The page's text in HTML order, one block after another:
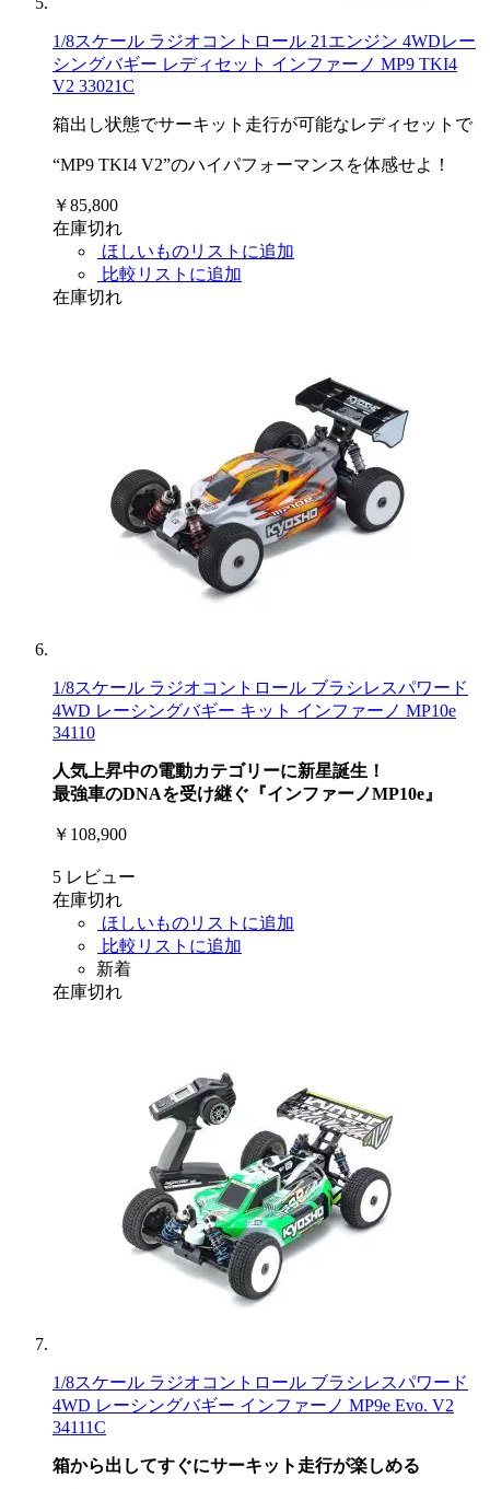
1/8スケール ラジオコントロール 21エンジン 4WDレー
シングバギー レディセット インファーノ MP9 TKI4
V2 33021C
箱出し状態でサーキット走行が可能なレディセットで
“MP9 TKI4 V2”のハイパフォーマンスを体感せよ！
￥85,800
在庫切れ
ほしいものリストに追加
比較リストに追加
在庫切れ
1/8スケール ラジオコントロール ブラシレスパワード
4WD レーシングバギー キット インファーノ MP10e
34110
人気上昇中の電動カテゴリーに新星誕生！
最強車のDNAを受け継ぐ『インファーノMP10e』
￥108,900
5 レビュー
在庫切れ
ほしいものリストに追加
比較リストに追加
新着
在庫切れ
1/8スケール ラジオコントロール ブラシレスパワード
4WD レーシングバギー インファーノ MP9e Evo. V2
34111C
箱から出してすぐにサーキット走行が楽しめる